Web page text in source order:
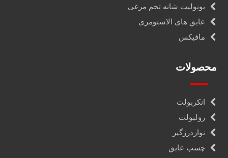
یونولیت شانه تخم مرغی
عایق های الاستومری
مافیکس
محصولات
انکربولت
رولبولت
نواردرزگیر
چسب عایق